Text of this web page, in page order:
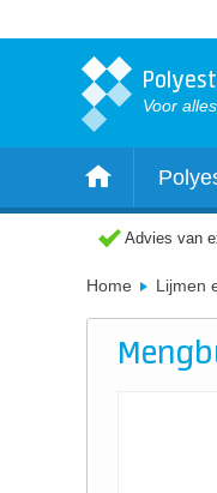
Voor
Advies van
Home Lijmen